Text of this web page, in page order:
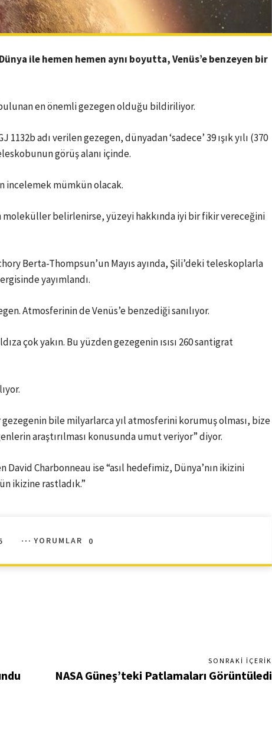
ile hemen hemen aynı boyutta, Venüs’e benzeyen bir
en önemli gezegen olduğu bildiriliyor.
adı verilen gezegen, dünyadan ‘sadece’ 39 ışık yılı (370
görüş alanı içinde.
incelemek mümkün olacak.
moleküller belirlenirse, yüzeyi hakkında iyi bir fikir vereceğini
Berta-Thompsun’un Mayıs ayında, Şili’deki teleskoplarla
yayımlandı.
Atmosferinin de Venüs’e benzediği sanılıyor.
çok yakın. Bu yüzden gezegenin ısısı 260 santigrat
bile milyarlarca yıl atmosferini korumuş olması, bize
araştırılması konusunda umut veriyor” diyor.
Charbonneau ise “asıl hedefimiz, Dünya’nın ikizini
ikizine rastladık.”
YORUMLAR 0
SONRAKI İÇERIK
NASA Güneş’teki Patlamaları Görüntüledi